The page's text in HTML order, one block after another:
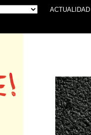
ACTUALIDAD